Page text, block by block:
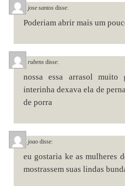
jose santos disse:
Poderiam abrir mais um
rubens disse:
nossa essa arrasol
interinha dexava ela de
de porra
joao disse:
eu gostaria ke as mulheres
mostrassem suas lindas